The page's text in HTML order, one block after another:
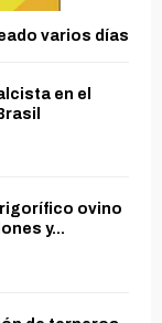
varios días
en el
ovino
y...